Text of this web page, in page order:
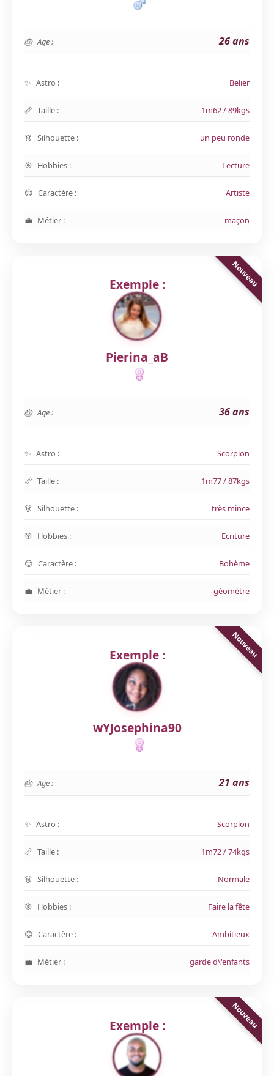
Age : 26 ans
Astro : Belier
Taille : 1m62 / 89kgs
Silhouette : un peu ronde
Hobbies : Lecture
Caractère : Artiste
Métier : maçon
Exemple :
Pierina_aB
Age : 36 ans
Astro : Scorpion
Taille : 1m77 / 87kgs
Silhouette : très mince
Hobbies : Ecriture
Caractère : Bohème
Métier : géomètre
Exemple :
wYJosephina90
Age : 21 ans
Astro : Scorpion
Taille : 1m72 / 74kgs
Silhouette : Normale
Hobbies : Faire la fête
Caractère : Ambitieux
Métier : garde d\'enfants
Exemple :